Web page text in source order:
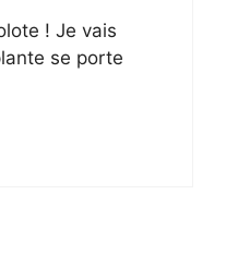
! Je vais
se porte